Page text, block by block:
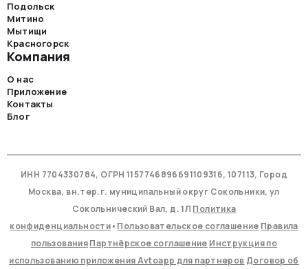
Подольск
Митино
Мытищи
Красногорск
Компания
О нас
Приложение
Контакты
Блог
ИНН 7704330784, ОГРН 1157746896691109316, 107113, Город
Москва, вн.тер.г. муниципальный округ Сокольники, ул
Сокольнический Вал, д. 1Л Политика
конфиденциальности• Пользовательское соглашение Правила
пользованияПартнёрское соглашение Инструкция по
использованию приложения Avtoapp для партнеров Договор об